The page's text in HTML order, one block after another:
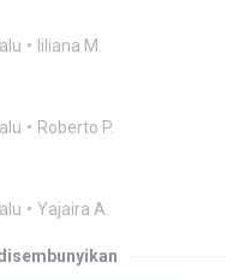
liliana M.
Roberto P.
Yajaira A.